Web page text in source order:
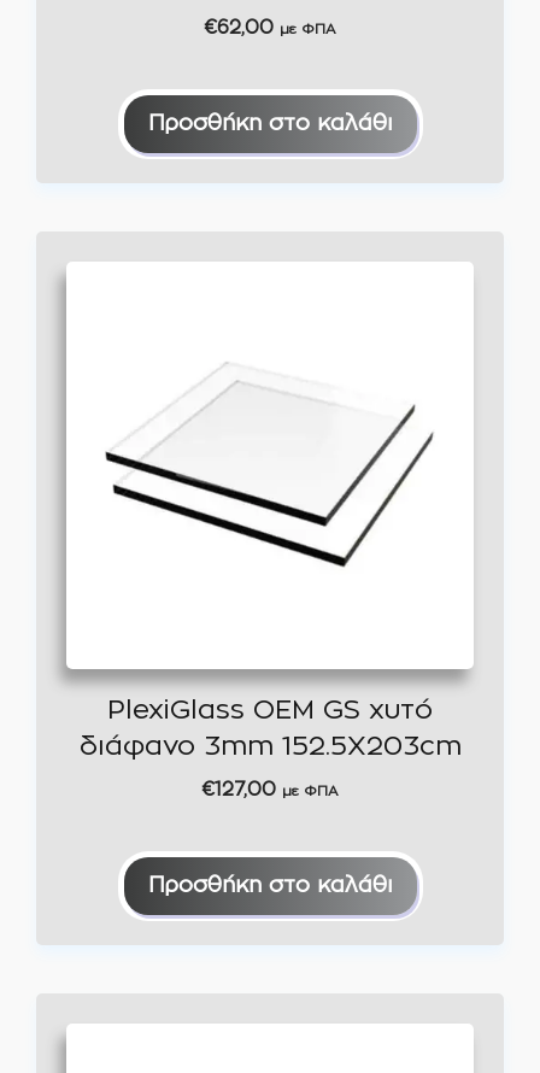
€62,00 με ΦΠΑ
Προσθήκη στο καλάθι
PlexiGlass OEM GS χυτό
διάφανο 3mm 152.5X203cm
€127,00 με ΦΠΑ
Προσθήκη στο καλάθι